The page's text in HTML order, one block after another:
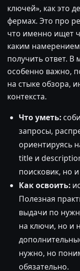
ключей», как это
фермах. Это про
что именно ищет
каким
получить ответ. В
особенно важно,
на стыке обзора,
контекста.
Что уметь:
запросы,
ориентируясь
title и
поисковик, но
Как освоить:
Полезная
выдачи по
на ключи, но и
нужно, но
обязательно.